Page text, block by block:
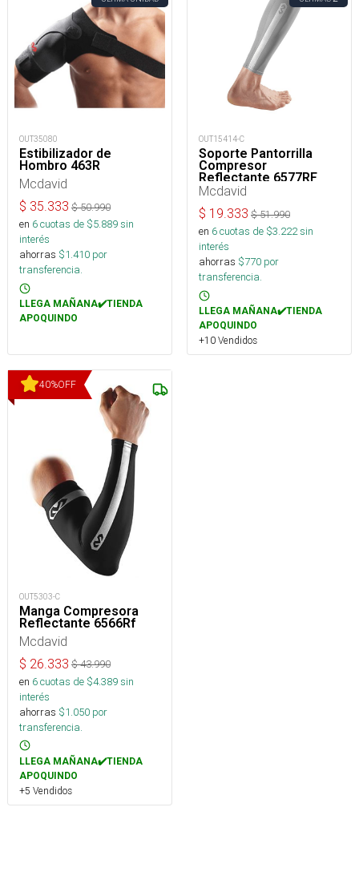
OUT35080
Estibilizador de
Hombro 463R
Mcdavid
$ 35.333 $50.990
en 6cuotas de $5.889sin
interés
ahorras $1.410 por
transferencia.
LLEGA MAÑANA✔️TIENDA
APOQUINDO
OUT15414-C
Soporte Pantorrilla
Compresor
Reflectante 6577RF
Mcdavid
$ 19.333 $51.990
en 6cuotas de $3.222sin
interés
ahorras $770 por
transferencia.
LLEGA MAÑANA✔️TIENDA
APOQUINDO
+10 Vendidos
40%OFF
OUT5303-C
Manga Compresora
Reflectante 6566Rf
Mcdavid
$ 26.333 $43.990
en 6cuotas de $4.389sin
interés
ahorras $1.050 por
transferencia.
LLEGA MAÑANA✔️TIENDA
APOQUINDO
+5 Vendidos